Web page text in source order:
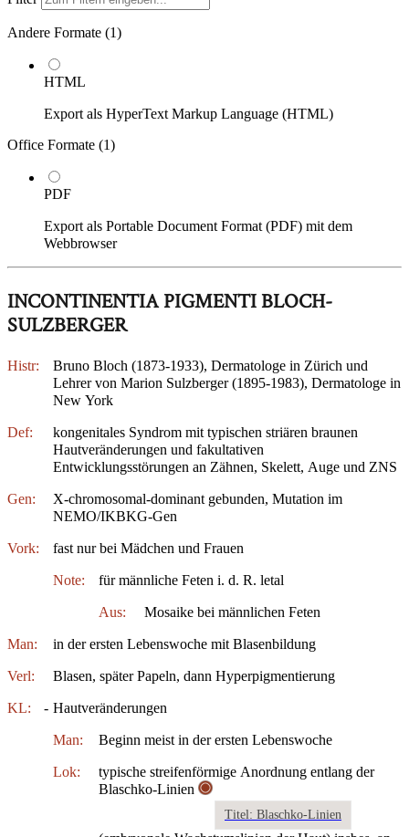
Andere Formate (1)
HTML
Export als HyperText Markup Language (HTML)
Office Formate (1)
PDF
Export als Portable Document Format (PDF) mit dem
Webbrowser
INCONTINENTIA PIGMENTI BLOCH-
SULZBERGER
Histr:
Bruno Bloch (1873-1933), Dermatologe in Zürich und
Lehrer von Marion Sulzberger (1895-1983), Dermatologe in
New York
Def:
kongenitales Syndrom mit typischen striären braunen
Hautveränderungen und fakultativen
Entwicklungsstörungen an Zähnen, Skelett, Auge und ZNS
Gen:
X-chromosomal-dominant gebunden, Mutation im
NEMO/IKBKG-Gen
Vork: fast nur bei Mädchen und Frauen
Note: für männliche Feten i. d. R. letal
Aus: Mosaike bei männlichen Feten
Man: in der ersten Lebenswoche mit Blasenbildung
Verl: Blasen, später Papeln, dann Hyperpigmentierung
KL: - Hautveränderungen
Man: Beginn meist in der ersten Lebenswoche
Lok:
typische streifenförmige Anordnung entlang der
Blaschko-Linien
Titel: Blaschko-Linien